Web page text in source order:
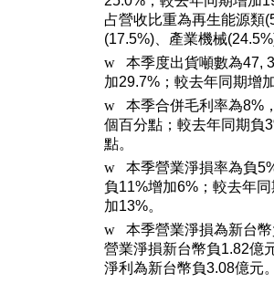
占營收比重為再生能源類
(17.5%)、產業機械(24.5%)
w
本季度出貨噸數為47,
加29.7%；較去年同期增
w
本季合併毛利率為8%
個百分點；較去年同期負
點。
w
本季營業淨損率為負
負11%增加6%；較去年
加13%。
w
本季營業淨損為新台
營業淨損新台幣負1.82億
淨利為新台幣負3.08億元。